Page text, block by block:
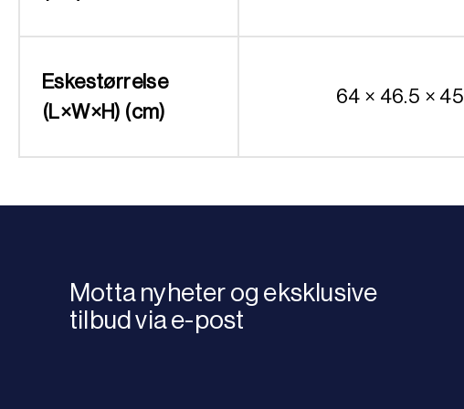
Eskestørrelse
(L×W×H) (cm)
64 × 46.5 × 45
Motta nyheter og eksklusive
tilbud via e-post